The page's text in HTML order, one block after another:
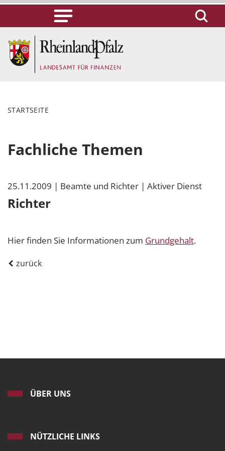
STARTSEITE
Fachliche Themen
25.11.2009 | Beamte und Richter | Aktiver Dienst
Richter
Hier finden Sie Informationen zum Grundgehalt.
zurück
ÜBER UNS
NÜTZLICHE LINKS